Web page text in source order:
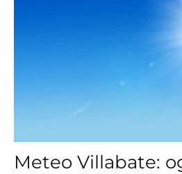
Meteo Villabate: